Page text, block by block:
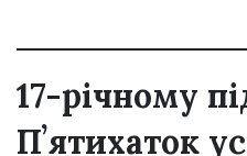
17-річному
Пʼятихаток